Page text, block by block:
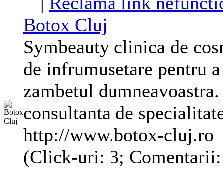
Botox Cluj
Symbeauty clinica de
de infrumusetare pentru
zambetul
consultanta de
http://www.botox-cluj.ro
(Click-uri: 3;